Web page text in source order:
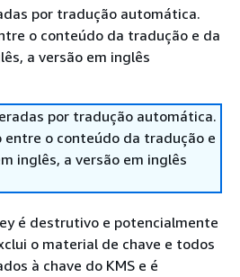
por tradução automática.
o conteúdo da tradução e da
a versão em inglês
por tradução automática.
entre o conteúdo da tradução e
inglês, a versão em inglês
é destrutivo e potencialmente
o material de chave e todos
à chave do KMS e é